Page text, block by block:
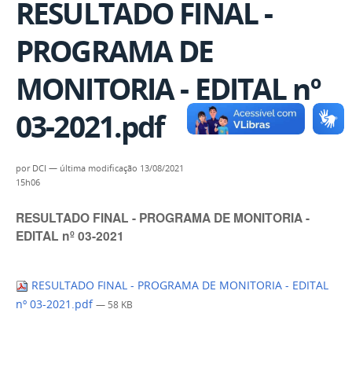
RESULTADO FINAL -
PROGRAMA DE
MONITORIA - EDITAL nº
03-2021.pdf
por DCI — última modificação 13/08/2021
15h06
RESULTADO FINAL - PROGRAMA DE MONITORIA -
EDITAL nº 03-2021
RESULTADO FINAL - PROGRAMA DE MONITORIA - EDITAL
nº 03-2021.pdf — 58 KB